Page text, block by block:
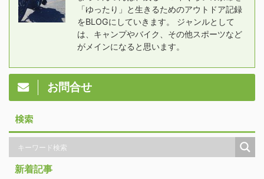
「ゆったり」と生きるためのアウトドア記録
をBLOGにしていきます。 ジャンルとして
は、キャンプやバイク、その他スポーツなど
がメインになると思います。
お問合せ
検索
新着記事